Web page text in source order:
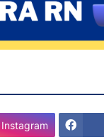
Instagram